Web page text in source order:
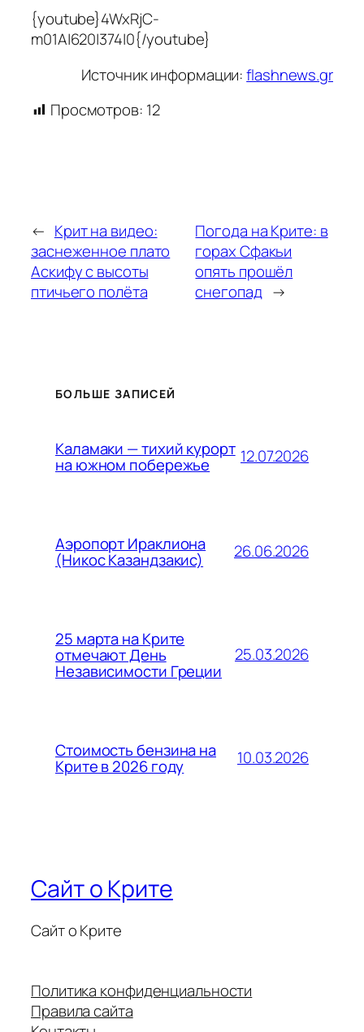
{youtube}4WxRjC-
m01A|620|374|0{/youtube}
Источник информации:flashnews.gr
Просмотров: 12
← Крит на видео:
заснеженное плато
Аскифу с высоты
птичьего полёта
Погода на Крите: в
горах Сфакьи
опять прошёл
снегопад →
БОЛЬШЕ ЗАПИСЕЙ
Каламаки — тихий курорт
на южном побережье 12.07.2026
Аэропорт Ираклиона
(Никос Казандзакис) 26.06.2026
25 марта на Крите
отмечают День
Независимости Греции
25.03.2026
Стоимость бензина на
Крите в 2026 году 10.03.2026
Сайт о Крите
Сайт о Крите
Политика конфиденциальности
Правила сайта